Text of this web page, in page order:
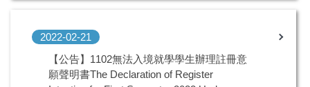
2022-02-21
【公告】1102無法入境就學學生辦理註冊意
願聲明書The Declaration of Register